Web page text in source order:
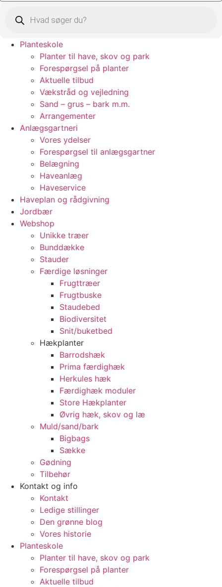
search
Planteskole
Planter til have, skov og park
Forespørgsel på planter
Aktuelle tilbud
Vækstråd og vejledning
Sand – grus – bark m.m.
Arrangementer
Anlægsgartneri
Vores ydelser
Forespørgsel til anlægsgartner
Belægning
Haveanlæg
Haveservice
Haveplan og rådgivning
Jordbær
Webshop
Unikke træer
Bunddække
Stauder
Færdige løsninger
Frugttræer
Frugtbuske
Staudebed
Biodiversitet
Snit/buketbed
Hækplanter
Barrodshæk
Prima færdighæk
Herkules hæk
Færdighæk moduler
Store Hækplanter
Øvrig hæk, skov og læ
Muld/sand/bark
Bigbags
Sække
Gødning
Tilbehør
Kontakt og info
Kontakt
Ledige stillinger
Den grønne blog
Vores historie
Planteskole
Planter til have, skov og park
Forespørgsel på planter
Aktuelle tilbud